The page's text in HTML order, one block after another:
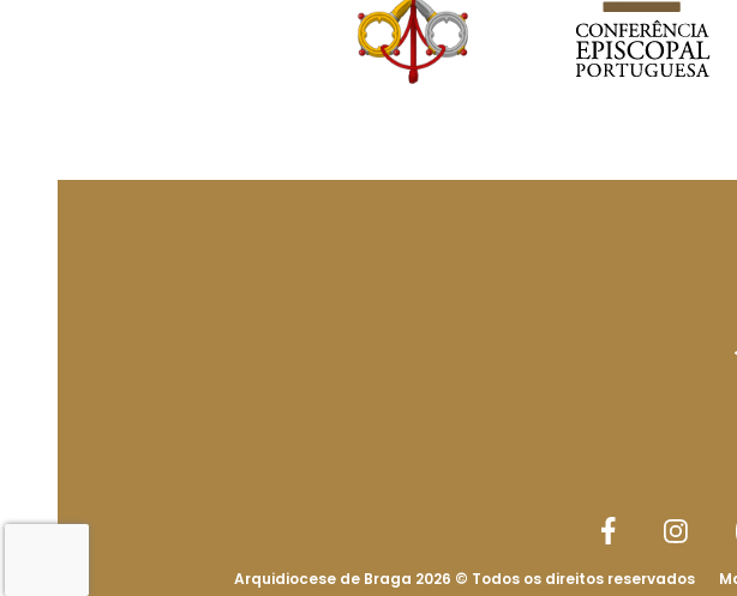
Arquidiocese de Braga 2026 © Todos os direitos reservados